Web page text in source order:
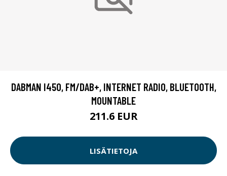
DABMAN I450, FM/DAB+, INTERNET RADIO, BLUETOOTH,
MOUNTABLE
211.6 EUR
LISÄTIETOJA